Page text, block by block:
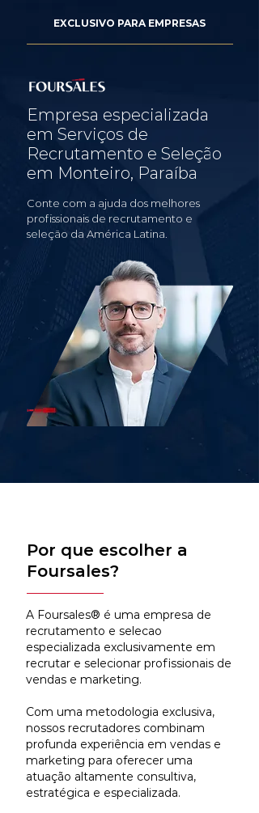
EXCLUSIVO PARA EMPRESAS
Empresa especializada
em Serviços de
Recrutamento e Seleção
em Monteiro, Paraíba
Conte com a ajuda dos melhores
profissionais de recrutamento e
seleção da América Latina.
Por que escolher a
Foursales?
A Foursales® é uma empresa de
recrutamento e selecao
especializada exclusivamente em
recrutar e selecionar profissionais de
vendas e marketing.
Com uma metodologia exclusiva,
nossos recrutadores combinam
profunda experiência em vendas e
marketing para oferecer uma
atuação altamente consultiva,
estratégica e especializada.